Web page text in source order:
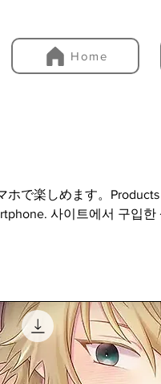
Home
ホで楽しめます。
사이트에서 구입